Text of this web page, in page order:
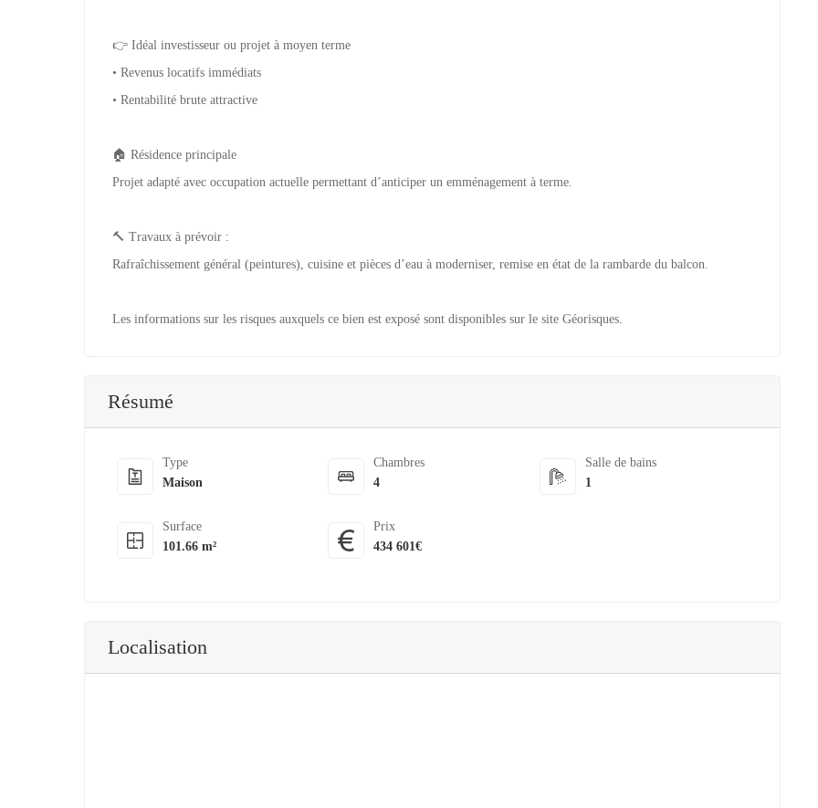
👉 Idéal investisseur ou projet à moyen terme
• Revenus locatifs immédiats
• Rentabilité brute attractive
🏠 Résidence principale
Projet adapté avec occupation actuelle permettant d’anticiper un emménagement à terme.
🔨 Travaux à prévoir :
Rafraîchissement général (peintures), cuisine et pièces d’eau à moderniser, remise en état de la rambarde du balcon.
Les informations sur les risques auxquels ce bien est exposé sont disponibles sur le site Géorisques.
Résumé
Type
Maison
Chambres
4
Salle de bains
1
Surface
101.66 m²
Prix
434 601€
Localisation